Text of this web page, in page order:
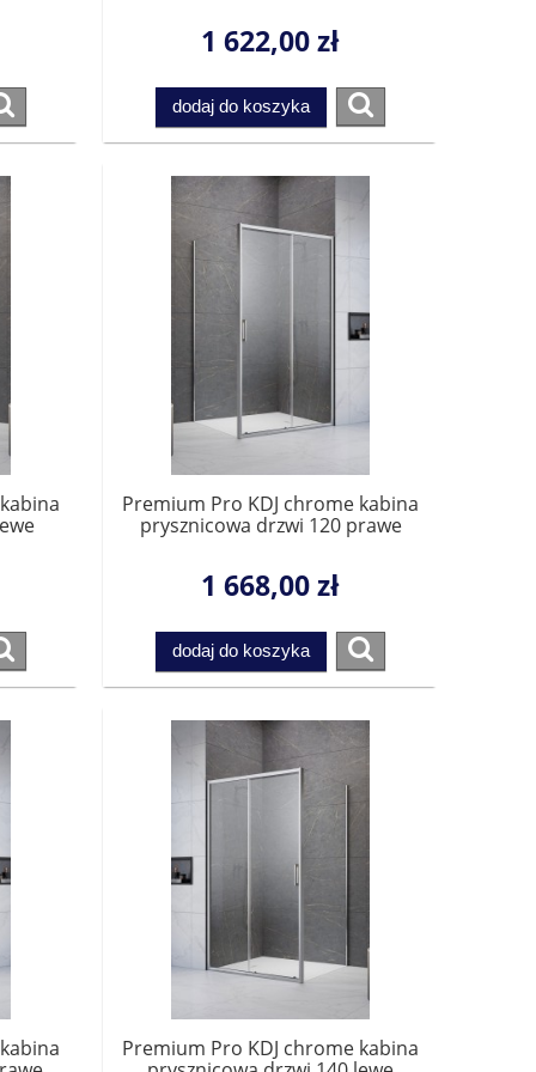
kompletowania ze ścianką.
Przesyłka gratis!
1 622,00 zł
dodaj do koszyka
Premium Pro KDJ chrome kabina
prysznicowa drzwi 120 prawe
kompletowania ze ścianką.
Przesyłka gratis!
1 668,00 zł
dodaj do koszyka
Premium Pro KDJ chrome kabina